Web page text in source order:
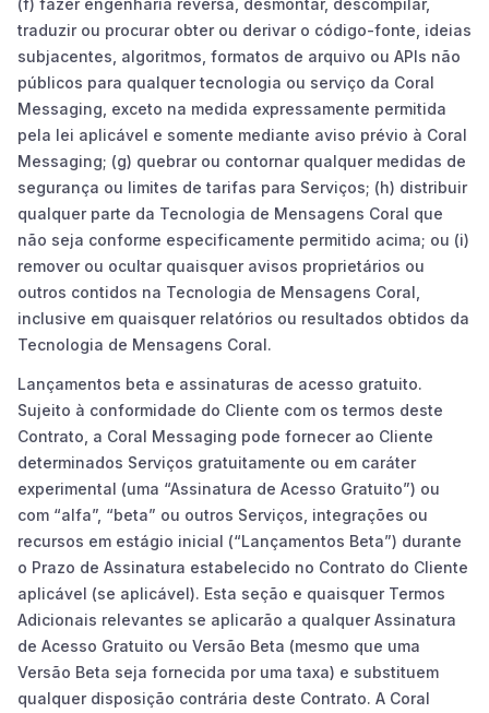
traduzir ou procurar obter ou derivar o código-fonte, ideias
subjacentes, algoritmos, formatos de arquivo ou APIs não
públicos para qualquer tecnologia ou serviço da Coral
Messaging, exceto na medida expressamente permitida
pela lei aplicável e somente mediante aviso prévio à Coral
Messaging; (g) quebrar ou contornar qualquer medidas de
segurança ou limites de tarifas para Serviços; (h) distribuir
qualquer parte da Tecnologia de Mensagens Coral que
não seja conforme especificamente permitido acima; ou (i)
remover ou ocultar quaisquer avisos proprietários ou
outros contidos na Tecnologia de Mensagens Coral,
inclusive em quaisquer relatórios ou resultados obtidos da
Tecnologia de Mensagens Coral.
Lançamentos beta e assinaturas de acesso gratuito.
Sujeito à conformidade do Cliente com os termos deste
Contrato, a Coral Messaging pode fornecer ao Cliente
determinados Serviços gratuitamente ou em caráter
experimental (uma “Assinatura de Acesso Gratuito”) ou
com “alfa”, “beta” ou outros Serviços, integrações ou
recursos em estágio inicial (“Lançamentos Beta”) durante
o Prazo de Assinatura estabelecido no Contrato do Cliente
aplicável (se aplicável). Esta seção e quaisquer Termos
Adicionais relevantes se aplicarão a qualquer Assinatura
de Acesso Gratuito ou Versão Beta (mesmo que uma
Versão Beta seja fornecida por uma taxa) e substituem
qualquer disposição contrária deste Contrato. A Coral